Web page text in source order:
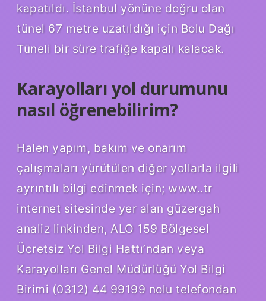
kapatıldı. İstanbul yönüne doğru olan
tünel 67 metre uzatıldığı için Bolu Dağı
Tüneli bir süre trafiğe kapalı kalacak.
Karayolları yol durumunu
nasıl öğrenebilirim?
Halen yapım, bakım ve onarım
çalışmaları yürütülen diğer yollarla ilgili
ayrıntılı bilgi edinmek için; www..tr
internet sitesinde yer alan güzergah
analiz linkinden, ALO 159 Bölgesel
Ücretsiz Yol Bilgi Hattı’ndan veya
Karayolları Genel Müdürlüğü Yol Bilgi
Birimi (0312) 44 99199 nolu telefondan